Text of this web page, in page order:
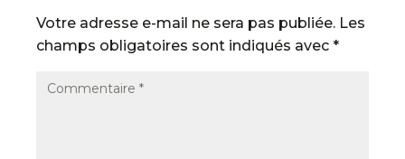
Votre adresse e-mail ne sera pas publiée. Les
champs obligatoires sont indiqués avec*